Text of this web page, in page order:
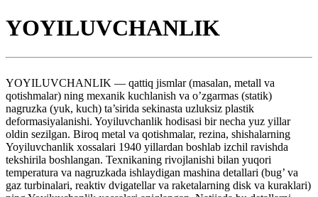
YOYILUVCHANLIK
YOYILUVCHANLIK — qattiq jismlar (masalan, metall va
qotishmalar) ning mexanik kuchlanish va o’zgarmas (statik)
nagruzka (yuk, kuch) ta’sirida sekinasta uzluksiz plastik
deformasiyalanishi. Yoyiluvchanlik hodisasi bir necha yuz yillar
oldin sezilgan. Biroq metal va qotishmalar, rezina, shishalarning
Yoyiluvchanlik xossalari 1940 yillardan boshlab izchil ravishda
tekshirila boshlangan. Texnikaning rivojlanishi bilan yuqori
temperatura va nagruzkada ishlaydigan mashina detallari (bug’ va
gaz turbinalari, reaktiv dvigatellar va raketalarning disk va kuraklari)